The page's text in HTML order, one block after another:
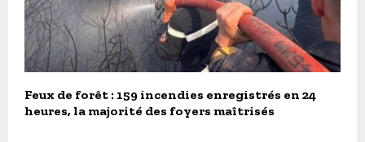
Feux de forêt : 159 incendies enregistrés en 24
heures, la majorité des foyers maîtrisés